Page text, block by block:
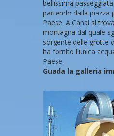
bellissima
partendo dalla piazza
Paese. A Canai si
montagna dal quale
sorgente delle grotte
ha fornito l'unica
Paese.
Guada la galleria